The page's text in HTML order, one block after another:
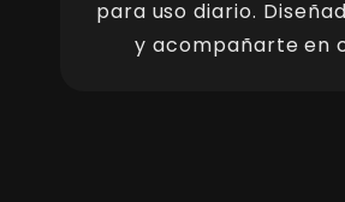
para uso diario.
y acompañarte en